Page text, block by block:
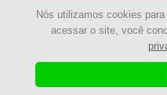
Nós utilizamos cookies
acessar o site, você